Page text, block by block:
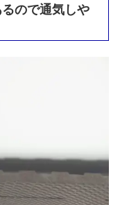
ので通気しや